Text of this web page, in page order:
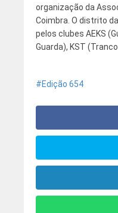
organização da
Coimbra. O distrito
pelos clubes AEKS
Guarda), KST
Edição 654